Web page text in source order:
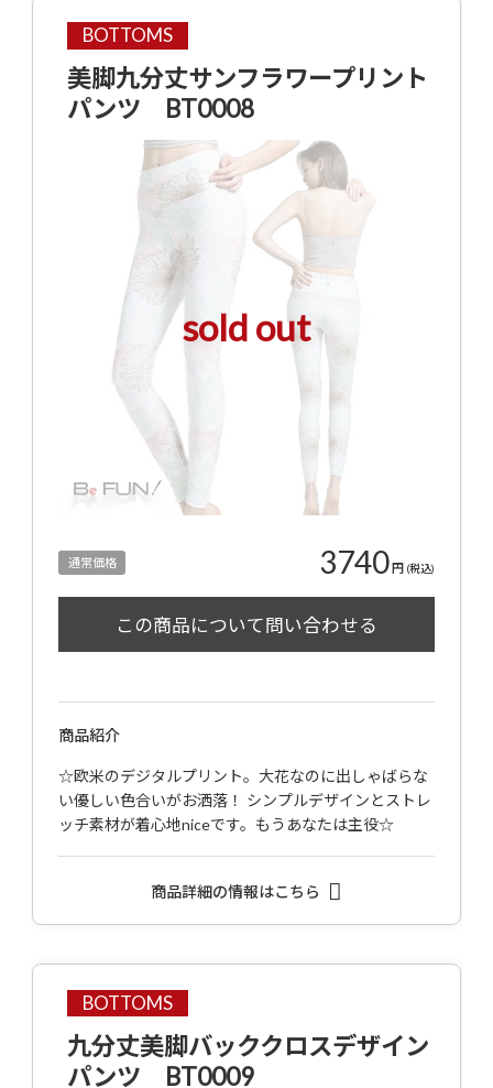
BOTTOMS
美脚九分丈サンフラワープリント
パンツ BT0008
sold out
通常価格 3740円 (税込)
商品紹介
☆欧米のデジタルプリント。大花なのに出しゃばらな
い優しい色合いがお洒落！ シンプルデザインとストレ
ッチ素材が着心地niceです。もうあなたは主役☆
商品詳細の情報はこちら
BOTTOMS
九分丈美脚バッククロスデザイン
パンツ BT0009